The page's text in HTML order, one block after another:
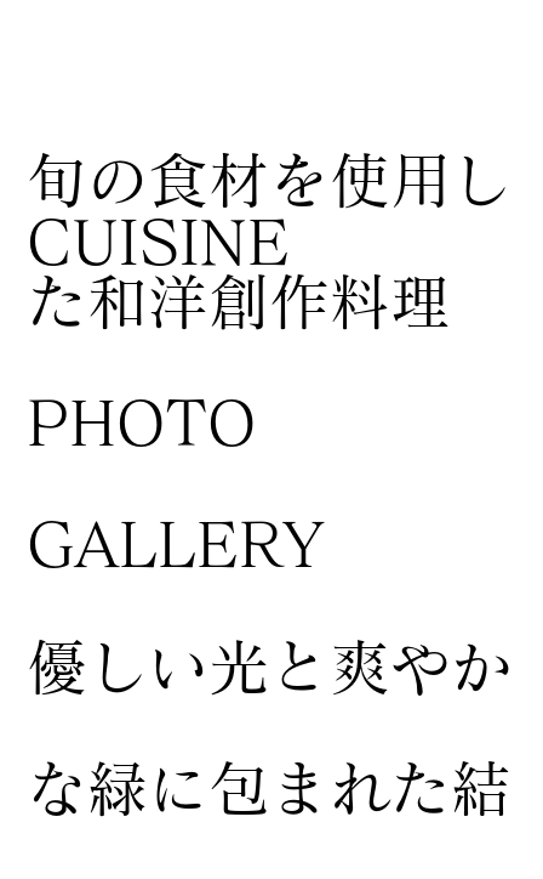
CUISINE
​旬の食材を使用し
た和洋創作料理
​PHOTO
GALLERY
​優しい光と爽やか
な緑に包まれた結